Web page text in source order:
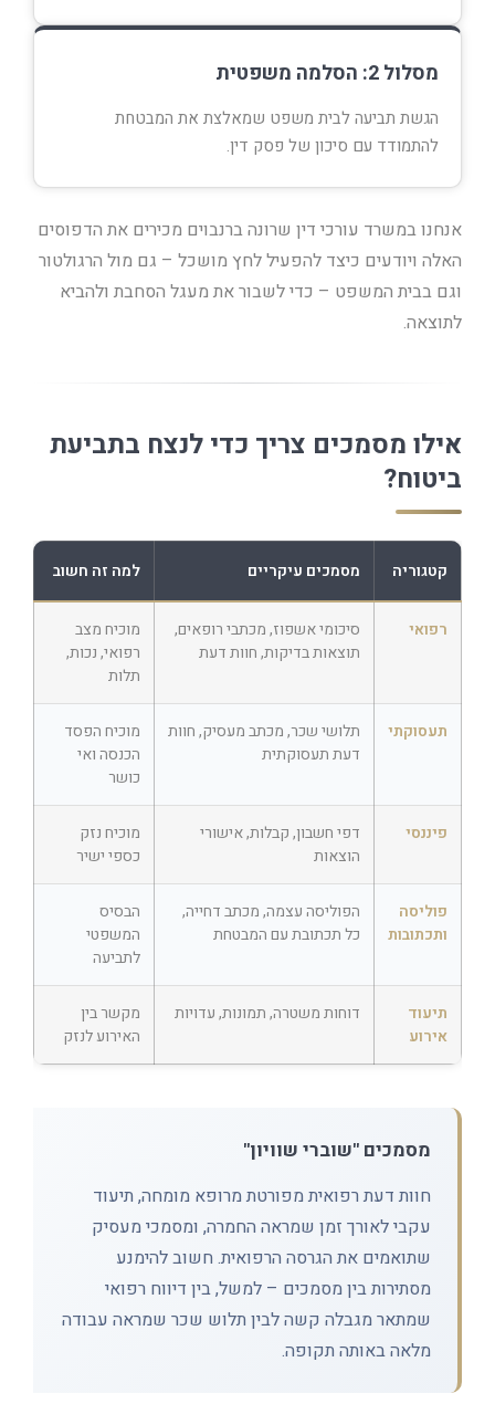
מסלול 2: הסלמה משפטית
הגשת תביעה לבית משפט שמאלצת את המבטחת
להתמודד עם סיכון של פסק דין.
אנחנו במשרד עורכי דין שרונה ברנבוים מכירים את הדפוסים
האלה ויודעים כיצד להפעיל לחץ מושכל – גם מול הרגולטור
וגם בבית המשפט – כדי לשבור את מעגל הסחבת ולהביא
לתוצאה.
אילו מסמכים צריך כדי לנצח בתביעת
ביטוח?
קטגוריה מסמכים עיקריים למה זה חשוב
רפואי
סיכומי אשפוז, מכתבי רופאים,
תוצאות בדיקות, חוות דעת
מוכיח מצב
רפואי, נכות,
תלות
תעסוקתי
תלושי שכר, מכתב מעסיק, חוות
דעת תעסוקתית
מוכיח הפסד
הכנסה ואי
כושר
פיננסי
דפי חשבון, קבלות, אישורי
הוצאות
מוכיח נזק
כספי ישיר
פוליסה
ותכתובות
הפוליסה עצמה, מכתב דחייה,
כל תכתובת עם המבטחת
הבסיס
המשפטי
לתביעה
תיעוד
אירוע
דוחות משטרה, תמונות, עדויות
מקשר בין
האירוע לנזק
מסמכים "שוברי שוויון"
חוות דעת רפואית מפורטת מרופא מומחה, תיעוד
עקבי לאורך זמן שמראה החמרה, ומסמכי מעסיק
שתואמים את הגרסה הרפואית. חשוב להימנע
מסתירות בין מסמכים – למשל, בין דיווח רפואי
שמתאר מגבלה קשה לבין תלוש שכר שמראה עבודה
מלאה באותה תקופה.